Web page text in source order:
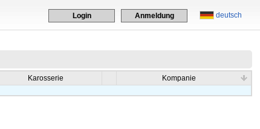
deutsch
Login Anmeldung
Karosserie
Kompanie